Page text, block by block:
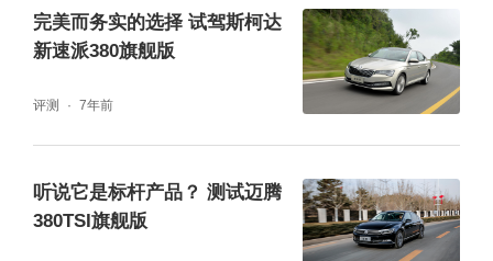
了相当不俗的产品实力，其强劲的加速能力给
我留下了非常深刻的印象。在这个价位区间，
完美而务实的选择 试驾斯柯达
新速派380旗舰版
评测 7年前
听说它是标杆产品？ 测试迈腾
380TSI旗舰版